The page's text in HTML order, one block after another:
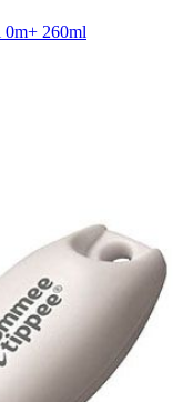
0m+ 260ml